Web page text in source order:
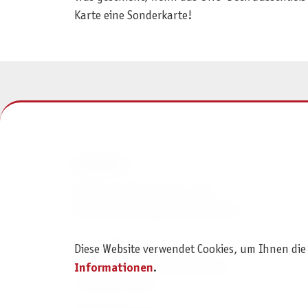
Karte eine Sonderkarte!
Am Straßbach 3
61169 Friedberg (Deutschland)
Diese Website verwendet Cookies, um Ihnen
Informationen.